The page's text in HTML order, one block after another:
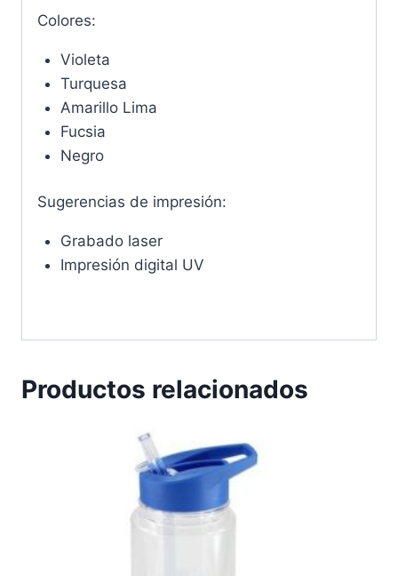
Colores:
Violeta
Turquesa
Amarillo Lima
Fucsia
Negro
Sugerencias de impresión:
Grabado laser
Impresión digital UV
Productos relacionados